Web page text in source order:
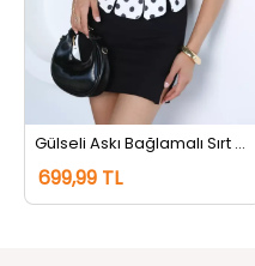
Gülseli Askı Bağlamalı Sırt Fermuarlı Puantiyeli Bluz Kremsiyahlı
699,99 TL